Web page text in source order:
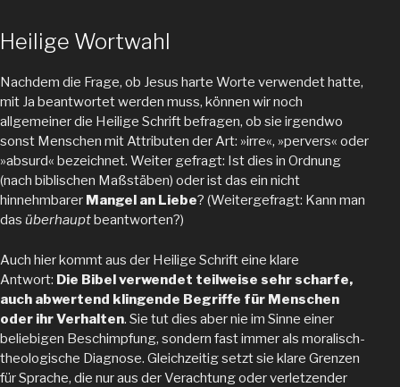
Heilige Wortwahl
Nachdem die Frage, ob Jesus harte Worte verwendet hatte,
mit Ja beantwortet werden muss, können wir noch
allgemeiner die Heilige Schrift befragen, ob sie irgendwo
sonst Menschen mit Attributen der Art: »irre«, »pervers« oder
»absurd« bezeichnet. Weiter gefragt: Ist dies in Ordnung
(nach biblischen Maßstäben) oder ist das ein nicht
hinnehmbarer Mangel an Liebe? (Weitergefragt: Kann man
das überhaupt beantworten?)
Auch hier kommt aus der Heilige Schrift eine klare
Antwort: Die Bibel verwendet teilweise sehr scharfe,
auch abwertend klingende Begriffe für Menschen
oder ihr Verhalten. Sie tut dies aber nie im Sinne einer
beliebigen Beschimpfung, sondern fast immer als moralisch-
theologische Diagnose. Gleichzeitig setzt sie klare Grenzen
für Sprache, die nur aus der Verachtung oder verletzender